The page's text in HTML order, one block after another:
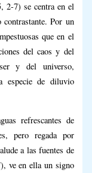
2-7) se centra en el
Por un
que en el
del caos y del
y del universo,
especie de diluvio
refrescantes de
pero regada por
a las fuentes de
ve en ella un signo